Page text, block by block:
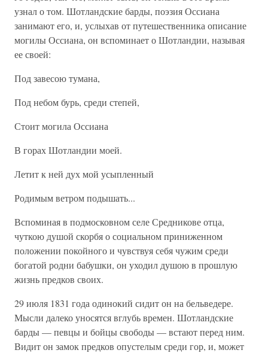
узнал о том. Шотландские барды, поэзия Оссиана
занимают его, и, услыхав от путешественника описание
могилы Оссиана, он вспоминает о Шотландии, называя
ее своей:
Под завесою тумана,
Под небом бурь, среди степей,
Стоит могила Оссиана
В горах Шотландии моей.
Летит к ней дух мой усыпленный
Родимым ветром подышать...
Вспоминая в подмосковном селе Средникове отца,
чуткою душой скорбя о социальном приниженном
положении покойного и чувствуя себя чужим среди
богатой родни бабушки, он уходил душою в прошлую
жизнь предков своих.
29 июля 1831 года одинокий сидит он на бельведере.
Мысли далеко уносятся вглубь времен. Шотландские
барды — певцы и бойцы свободы — встают перед ним.
Видит он замок предков опустелым среди гор, и, может